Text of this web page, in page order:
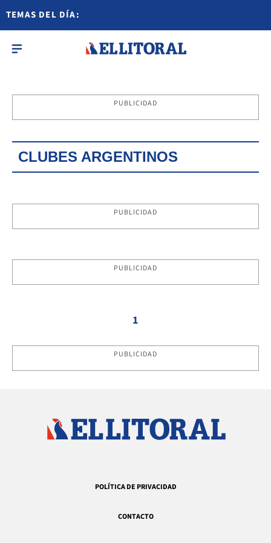
TEMAS DEL DÍA:
PUBLICIDAD
CLUBES ARGENTINOS
PUBLICIDAD
PUBLICIDAD
1
PUBLICIDAD
POLÍTICA DE PRIVACIDAD
CONTACTO